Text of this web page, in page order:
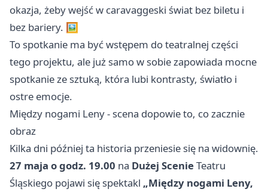
okazja, żeby wejść w caravaggeski świat bez biletu i
bez bariery. 🖼️
To spotkanie ma być wstępem do teatralnej części
tego projektu, ale już samo w sobie zapowiada mocne
spotkanie ze sztuką, która lubi kontrasty, światło i
ostre emocje.
Między nogami Leny - scena dopowie to, co zacznie
obraz
Kilka dni później ta historia przeniesie się na widownię.
27 maja o godz. 19.00 na Dużej ScenieTeatru
Śląskiego pojawi się spektakl „Między nogami Leny,